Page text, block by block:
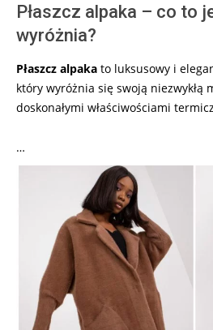
Płaszcz alpaka – co to
wyróżnia?
Płaszcz alpaka to luksusowy i
który wyróżnia się swoją niezwykłą
doskonałymi właściwościami
…